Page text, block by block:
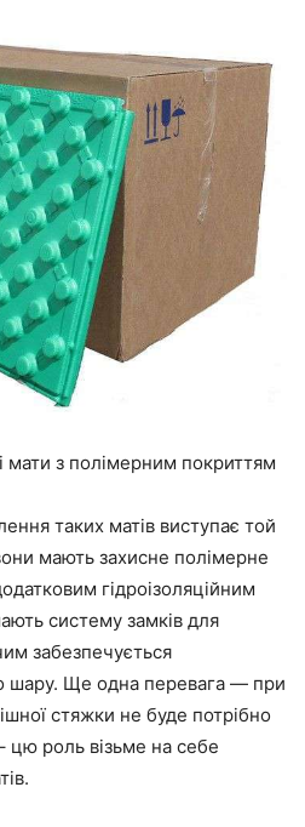
мати з полімерним покриттям
таких матів виступає той
мають захисне полімерне
гідроізоляційним
систему замків для
забезпечується
шару. Ще одна перевага — при
стяжки не буде потрібно
цю роль візьме на себе